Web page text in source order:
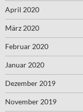
April 2020
März 2020
Februar 2020
Januar 2020
Dezember 2019
November 2019